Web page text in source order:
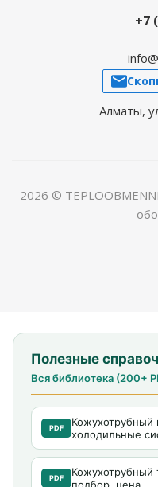
+7
Алматы,
2026 ©
Полезные
Вся библиотека (200+
PDF
Кожухотрубный
холодильные
PDF
Кожухотрубный